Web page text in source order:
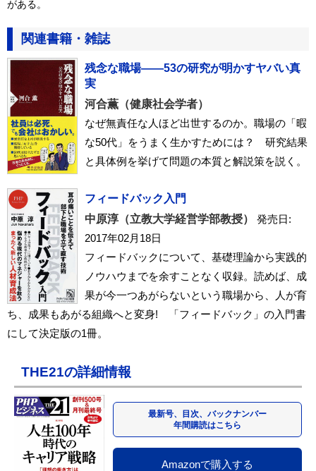
がある。
関連書籍・雑誌
残念な職場――53の研究が明かすヤバい真
実
河合薫（健康社会学者）
なぜ無責任な人ほど出世するのか。職場の「暇
な50代」をうまく生かすためには？ 研究結果
と具体例を挙げて問題の本質と解説策を説く。
フィードバック入門
中原淳（立教大学経営学部教授）
発売日:
2017年02月18日
フィードバックについて、基礎理論から実践的
ノウハウまでを余すことなく収録。読めば、成
果が今一つあがらないという職場から、人が育
ち、成果もあがる組織へと変身! 「フィードバック」の入門書
にして決定版の1冊。
THE21の詳細情報
最新号、目次、バックナンバー
年間購読はこちら
Amazonで購入する